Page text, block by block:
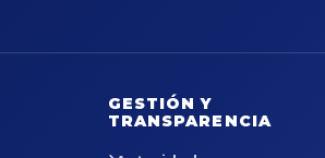
GESTIÓN Y
TRANSPARENCIA